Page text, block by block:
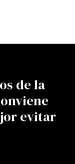
de la
evitar